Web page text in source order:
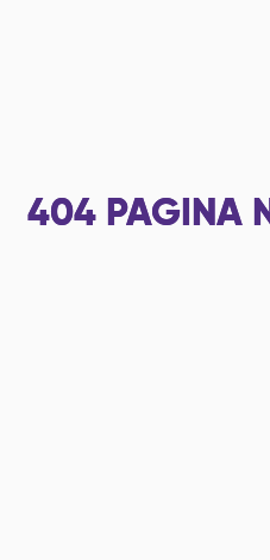
404 PAGINA